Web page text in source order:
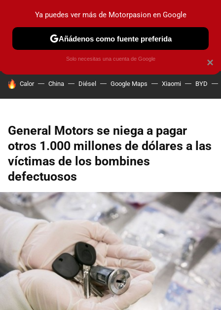
PRUEBAS COCHES ELÉCTRICOS OBSERVATORIO
HOY SE HABLA DE
Calor China Diésel Google Maps Xiaomi BYD
General Motors se niega a pagar
otros 1.000 millones de dólares a las
víctimas de los bombines
defectuosos
×
Ya puedes ver más de Motorpasion en Google
Añádenos como fuente preferida
Solo necesitas una cuenta de Google